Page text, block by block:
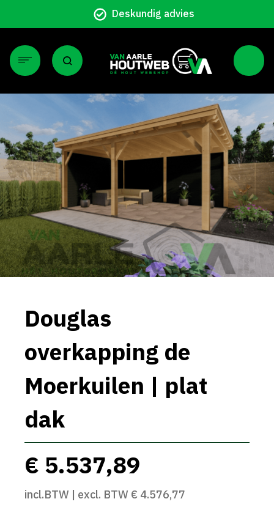
Douglas
overkapping de
Moerkuilen | plat
dak
€ 5.537,89
incl.BTW | excl. BTW € 4.576,77